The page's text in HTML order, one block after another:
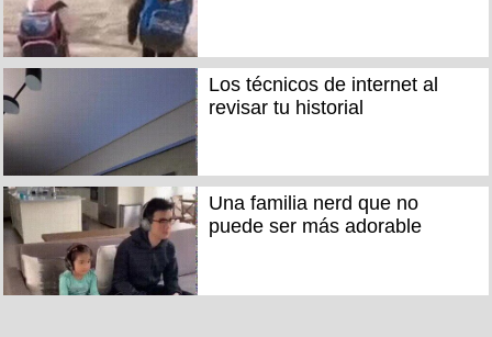
Los técnicos de internet al
revisar tu historial
Una familia nerd que no
puede ser más adorable